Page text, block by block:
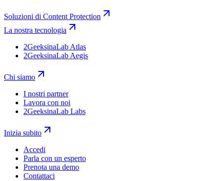
Soluzioni di Content Protection
La nostra tecnologia
2GeeksinaLab Atlas
2GeeksinaLab Aegis
Chi siamo
I nostri partner
Lavora con noi
2GeeksinaLab Labs
Inizia subito
Accedi
Parla con un esperto
Prenota una demo
Contattaci